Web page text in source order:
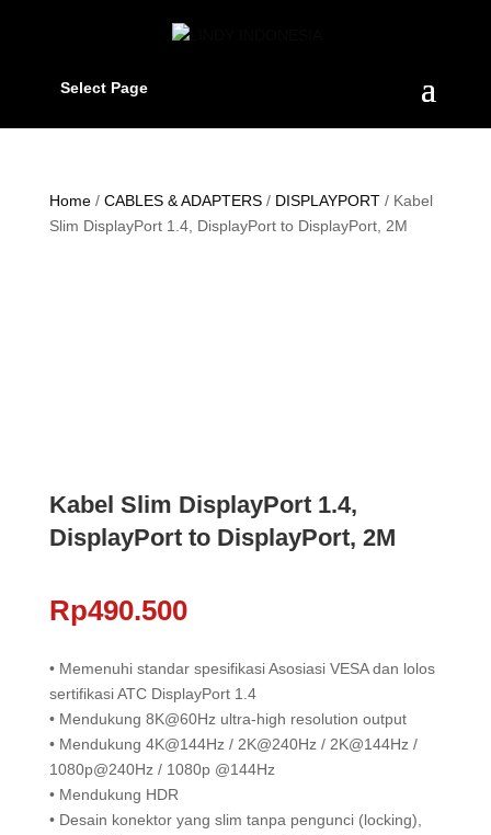
Select Page
Home/ CABLES & ADAPTERS/ DISPLAYPORT/ Kabel
Slim DisplayPort 1.4, DisplayPort to DisplayPort, 2M
Kabel Slim DisplayPort 1.4,
DisplayPort to DisplayPort, 2M
Rp490.500
• Memenuhi standar spesifikasi Asosiasi VESA dan lolos
sertifikasi ATC DisplayPort 1.4
• Mendukung 8K@60Hz ultra-high resolution output
• Mendukung 4K@144Hz / 2K@240Hz / 2K@144Hz /
1080p@240Hz / 1080p @144Hz
• Mendukung HDR
• Desain konektor yang slim tanpa pengunci (locking),